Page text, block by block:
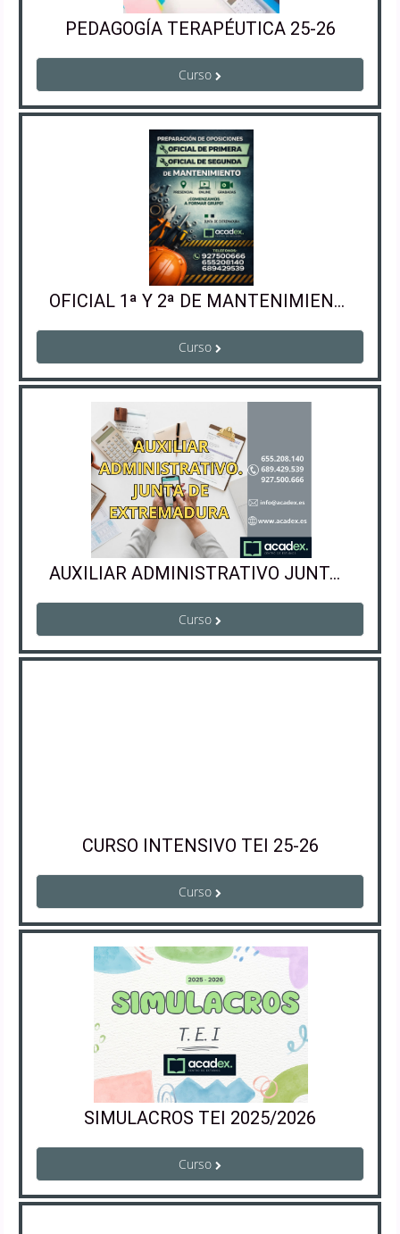
PEDAGOGÍA TERAPÉUTICA 25-26
Curso
OFICIAL 1ª Y 2ª DE MANTENIMIENTO
Curso
AUXILIAR ADMINISTRATIVO JUNTA DE EXTREMADURA
Curso
CURSO INTENSIVO TEI 25-26
Curso
SIMULACROS TEI 2025/2026
Curso